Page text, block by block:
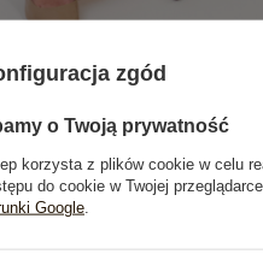
Zwroty i reklamacje
zgód
o Twoją prywatność
korzysta z plików cookie w celu
do cookie w Twojej
Google